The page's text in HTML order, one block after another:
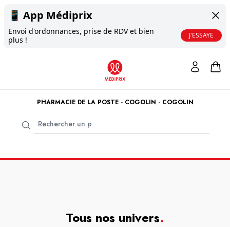
📱 App Médiprix
Envoi d'ordonnances, prise de RDV et bien
plus !
J'ESSAYE
PHARMACIE DE LA POSTE - COGOLIN - COGOLIN
Tous nos univers.